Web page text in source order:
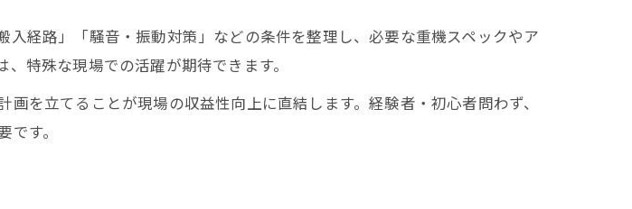
経路」「騒音・振動対策」などの条件を整理し、必要な重機スペックやア
特殊な現場での活躍が期待できます。
を立てることが現場の収益性向上に直結します。経験者・初心者問わず、
す。